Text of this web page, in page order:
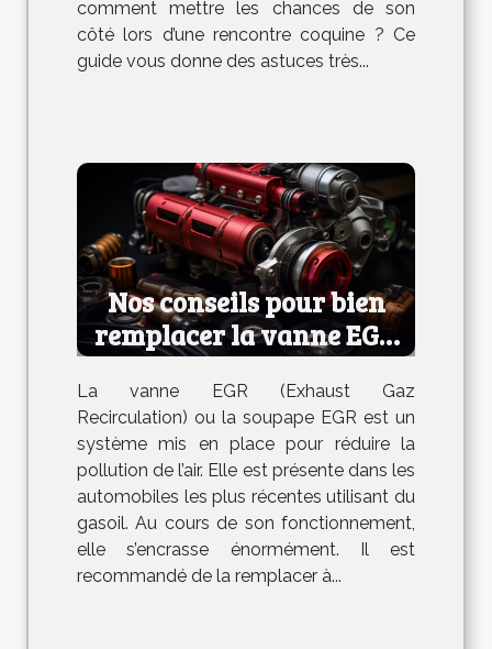
comment mettre les chances de son
côté lors d’une rencontre coquine ? Ce
guide vous donne des astuces très...
Nos conseils pour bien
remplacer la vanne EGR
de votre voiture
La vanne EGR (Exhaust Gaz
Recirculation) ou la soupape EGR est un
système mis en place pour réduire la
pollution de l’air. Elle est présente dans les
automobiles les plus récentes utilisant du
gasoil. Au cours de son fonctionnement,
elle s’encrasse énormément. Il est
recommandé de la remplacer à...